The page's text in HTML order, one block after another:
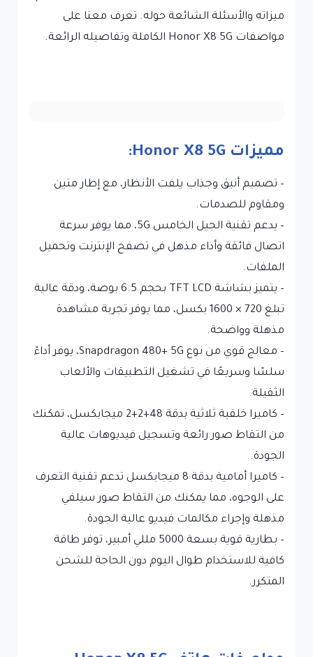
ميزاته والأسئلة الشائعة حوله. تعرف معنا على
مواصفات Honor X8 5G الكاملة وتفاصيله الرائعة.
مميزات Honor X8 5G:
– تصميم أنيق وجذاب يلفت الأنظار، مع إطار متين
ومقاوم للصدمات.
– يدعم تقنية الجيل الخامس 5G، مما يوفر سرعة
اتصال فائقة وأداء مذهل في تصفح الإنترنت وتحميل
الملفات.
– يتميز بشاشة TFT LCD بحجم 6.5 بوصة، ودقة عالية
تبلغ 720 × 1600 بكسل، مما يوفر تجربة مشاهدة
مذهلة وواضحة.
– معالج قوي من نوع Snapdragon 480+ 5G، يوفر أداءً
سلسًا وسريعًا في تشغيل التطبيقات والألعاب
الثقيلة.
– كاميرا خلفية ثلاثية بدقة 48+2+2 ميجابكسل، تمكنك
من التقاط صور رائعة وتسجيل فيديوهات عالية
الجودة.
– كاميرا أمامية بدقة 8 ميجابكسل تدعم تقنية التعرف
على الوجوه، مما يمكنك من التقاط صور سيلفي
مذهلة وإجراء مكالمات فيديو عالية الجودة.
– بطارية قوية بسعة 5000 مللي أمبير، توفر طاقة
كافية للاستخدام طوال اليوم دون الحاجة للشحن
المتكرر.